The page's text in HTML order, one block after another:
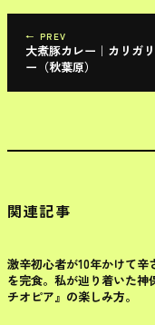
← PREV
大煮豚カレー｜カリガ
ー（秋葉原）
関連記事
千代田区
激辛初心者が10年かけて辛
を完食。私が辿り着いた神
チオピア』の楽しみ方。